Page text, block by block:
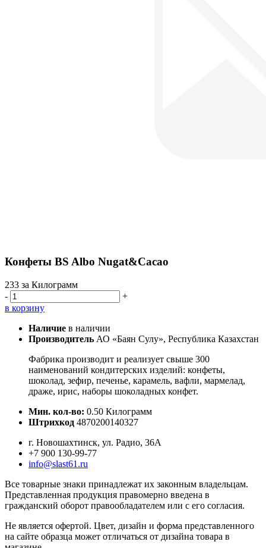
Конфеты BS Albo Nugat&Cacao
233 за Килограмм
-
+
в корзину
Наличие в наличии
Производитель АО «Баян Сулу», Республика Казахстан
Фабрика производит и реализует свыше 300
наименований кондитерских изделий: конфеты,
шоколад, зефир, печенье, карамель, вафли, мармелад,
драже, ирис, наборы шоколадных конфет.
Мин. кол-во: 0.50 Килограмм
Штрихкод 4870200140327
г. Новошахтинск, ул. Радио, 36А
+7 900 130-99-77
info@slast61.ru
Все товарные знаки принадлежат их законным владельцам.
Представленная продукция правомерно введена в
гражданский оборот правообладателем или с его согласия.
Не является офертой. Цвет, дизайн и форма представленного
на сайте образца может отличаться от дизайна товара в